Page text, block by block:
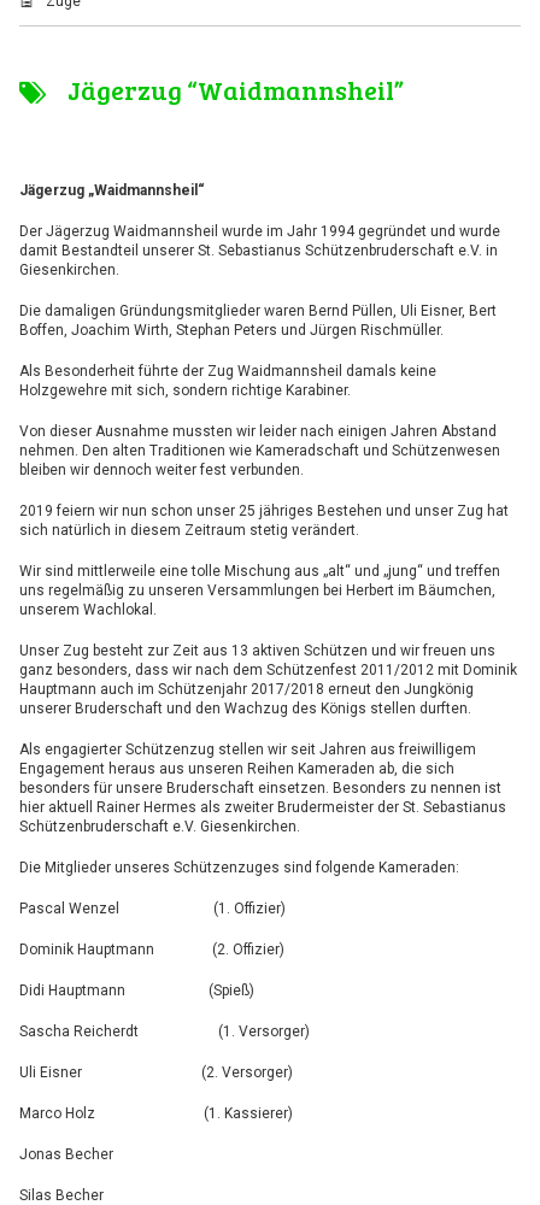
Jägerzug “Waidmannsheil”
Jägerzug „Waidmannsheil“
Der Jägerzug Waidmannsheil wurde im Jahr 1994 gegründet und wurde
damit Bestandteil unserer St. Sebastianus Schützenbruderschaft e.V. in
Giesenkirchen.
Die damaligen Gründungsmitglieder waren Bernd Püllen, Uli Eisner, Bert
Boffen, Joachim Wirth, Stephan Peters und Jürgen Rischmüller.
Als Besonderheit führte der Zug Waidmannsheil damals keine
Holzgewehre mit sich, sondern richtige Karabiner.
Von dieser Ausnahme mussten wir leider nach einigen Jahren Abstand
nehmen. Den alten Traditionen wie Kameradschaft und Schützenwesen
bleiben wir dennoch weiter fest verbunden.
2019 feiern wir nun schon unser 25 jähriges Bestehen und unser Zug hat
sich natürlich in diesem Zeitraum stetig verändert.
Wir sind mittlerweile eine tolle Mischung aus „alt“ und „jung“ und treffen
uns regelmäßig zu unseren Versammlungen bei Herbert im Bäumchen,
unserem Wachlokal.
Unser Zug besteht zur Zeit aus 13 aktiven Schützen und wir freuen uns
ganz besonders, dass wir nach dem Schützenfest 2011/2012 mit Dominik
Hauptmann auch im Schützenjahr 2017/2018 erneut den Jungkönig
unserer Bruderschaft und den Wachzug des Königs stellen durften.
Als engagierter Schützenzug stellen wir seit Jahren aus freiwilligem
Engagement heraus aus unseren Reihen Kameraden ab, die sich
besonders für unsere Bruderschaft einsetzen. Besonders zu nennen ist
hier aktuell Rainer Hermes als zweiter Brudermeister der St. Sebastianus
Schützenbruderschaft e.V. Giesenkirchen.
Die Mitglieder unseres Schützenzuges sind folgende Kameraden:
Pascal Wenzel (1. Offizier)
Dominik Hauptmann (2. Offizier)
Didi Hauptmann (Spieß)
Sascha Reicherdt (1. Versorger)
Uli Eisner (2. Versorger)
Marco Holz (1. Kassierer)
Jonas Becher
Silas Becher